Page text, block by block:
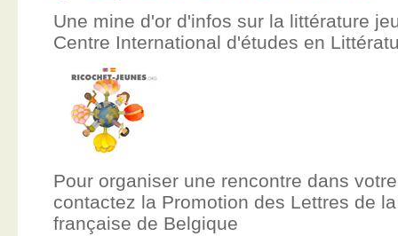
Une mine d'or d'infos sur la littérature
Centre International d'études en
Pour organiser une rencontre dans
contactez la Promotion des Lettres de
française de Belgique